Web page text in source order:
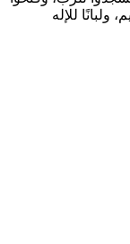
ولبانًا للإله